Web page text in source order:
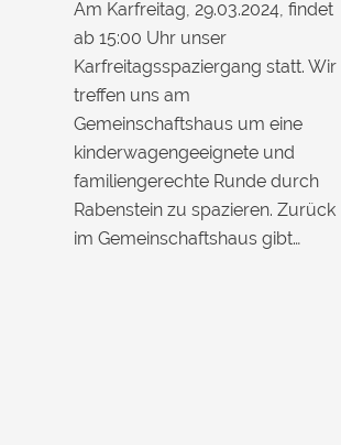
Am Karfreitag, 29.03.2024, findet
ab 15:00 Uhr unser
Karfreitagsspaziergang statt. Wir
treffen uns am
Gemeinschaftshaus um eine
kinderwagengeeignete und
familiengerechte Runde durch
Rabenstein zu spazieren. Zurück
im Gemeinschaftshaus gibt…